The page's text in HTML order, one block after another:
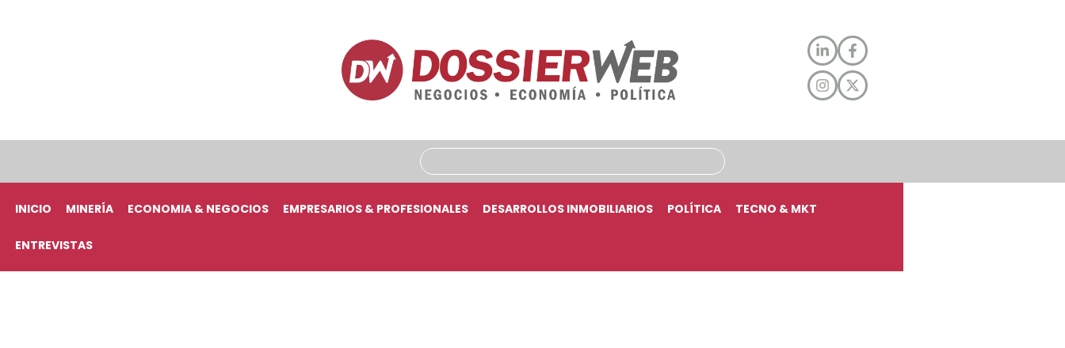
INICIO MINERÍA ECONOMIA & NEGOCIOS EMPRESARIOS & PROFESIONALES DESARROLLOS INMOBILIARIOS POLÍTICA TECNO & MKT
ENTREVISTAS